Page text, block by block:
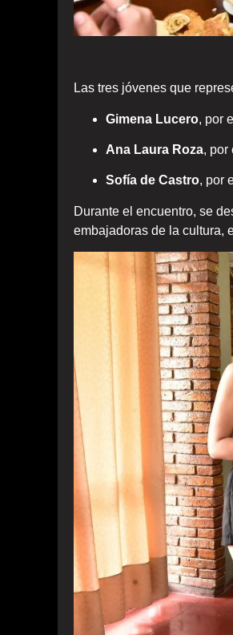
Las tres jóvenes que
Gimena Lucero, por el
Ana Laura Roza, por
Sofía de Castro, por
Durante el encuentro, se
embajadoras de la cultura,